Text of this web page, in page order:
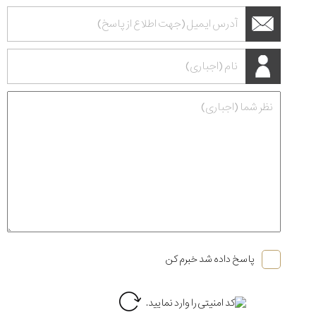
پاسخ داده شد خبرم کن